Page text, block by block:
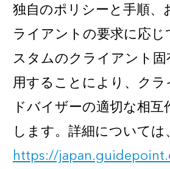
独自のポリシーと手順、
ライアントの要求に応じ
スタムのクライアント固
用することにより、ク
ドバイザーの適切な相互
します。詳細については、
https://